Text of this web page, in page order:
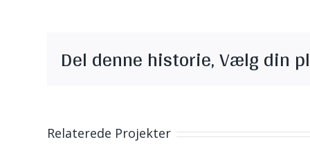
Del denne historie, Vælg din
Relaterede Projekter